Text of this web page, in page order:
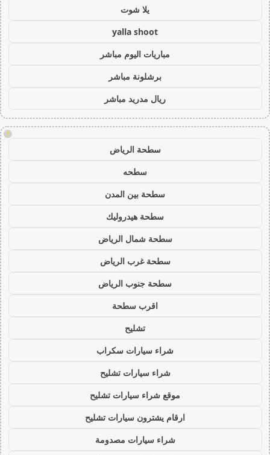
يلا شوت
yalla shoot
مباريات اليوم مباشر
برشلونة مباشر
ريال مدريد مباشر
!
سطحة الرياض
سطحه
سطحة بين المدن
سطحة هيدروليك
سطحة شمال الرياض
سطحة غرب الرياض
سطحة جنوب الرياض
اقرب سطحة
تشليح
شراء سيارات سكراب
شراء سيارات تشليح
موقع شراء سيارات تشليح
ارقام يشترون سيارات تشليح
شراء سيارات مصدومة